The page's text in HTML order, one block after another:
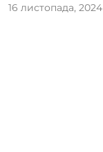
16 листопада, 2024